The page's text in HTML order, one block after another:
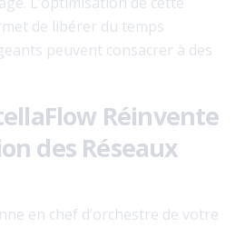
de libérer du temps
peuvent consacrer à des
Réinvente
des Réseaux
en chef d’orchestre de votre